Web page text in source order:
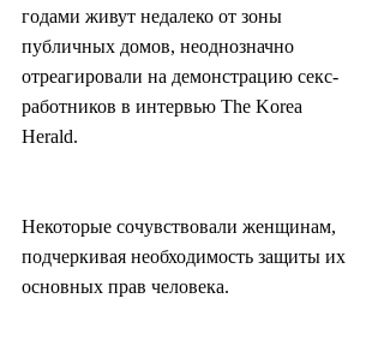
годами живут недалеко от зоны
публичных домов, неоднозначно
отреагировали на демонстрацию секс-
работников в интервью The Korea
Herald.
Некоторые сочувствовали женщинам,
подчеркивая необходимость защиты их
основных прав человека.